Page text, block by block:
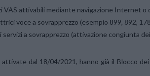
VAS attivabili mediante navigazione Internet o
voce a sovrapprezzo (esempio 899, 892,
servizi a sovrapprezzo (attivazione congiunta
dal 18/04/2021, hanno già il Blocco